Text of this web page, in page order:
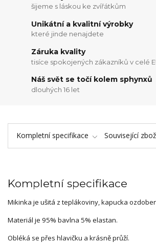
šijeme s láskou ke zvířátkům
Unikátní a kvalitní výrobky
které jinde nenajdete
Záruka kvality
tisíce spokojených zákazníků v celé
Náš svět se točí kolem sphynxů
dlouhých 16 let
Kompletní specifikace Související
Kompletní specifikace
Mikinka je ušitá z teplákoviny, kapucka
Materiál je 95% bavlna 5% elastan.
Obléká se přes hlavičku a krásně průží.